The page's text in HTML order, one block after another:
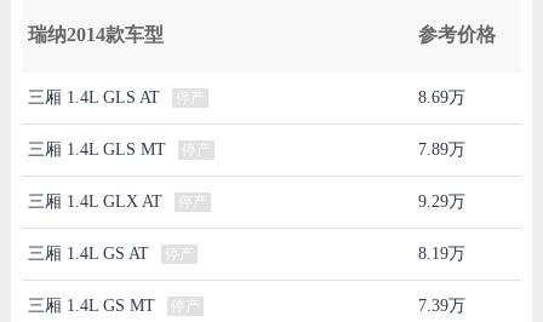
瑞纳2014款车型 参考价格
三厢 1.4L GLS AT 停产 8.69万
三厢 1.4L GLS MT 停产 7.89万
三厢 1.4L GLX AT 停产 9.29万
三厢 1.4L GS AT 停产 8.19万
三厢 1.4L GS MT 停产 7.39万